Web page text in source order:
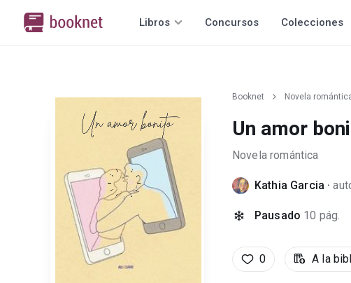
Libros Concursos Colecciones
Booknet Novela
Un amor
Novela romántica
Kathia Garcia ·
Pausado 10 pág.
0 A la